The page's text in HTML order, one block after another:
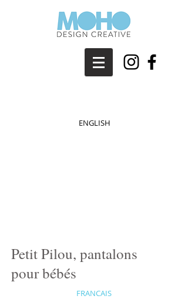
ENGLISH
petit pilou cactus pants in action
Petit Pilou, pantalons
pour bébés
FRANCAIS